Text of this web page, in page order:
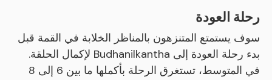
رحلة العودة
سوف يستمتع المتنزهون بالمناظر الخلابة في القمة قبل
بدء رحلة العودة إلى Budhanilkantha لإكمال الحلقة.
في المتوسط، تستغرق الرحلة بأكملها ما بين 6 إلى 8